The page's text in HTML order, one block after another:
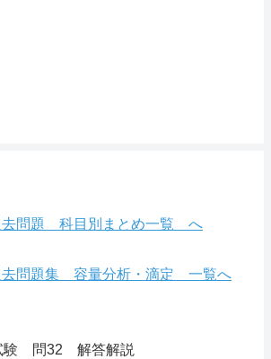
去問題 科目別まとめ一覧 へ
去問題集 容量分析・滴定 一覧へ
験 問32 解答解説